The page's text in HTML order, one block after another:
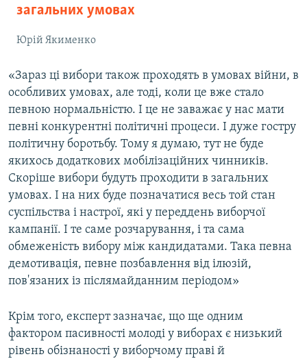
загальних умовах
Юрій Якименко
«Зараз ці вибори також проходять в умовах війни, в
особливих умовах, але тоді, коли це вже стало
певною нормальністю. І це не заважає у нас мати
певні конкурентні політичні процеси. І дуже гостру
політичну боротьбу. Тому я думаю, тут не буде
якихось додаткових мобілізаційних чинників.
Скоріше вибори будуть проходити в загальних
умовах. І на них буде позначатися весь той стан
суспільства і настрої, які у переддень виборчої
кампанії. І те саме розчарування, і та сама
обмеженість вибору між кандидатами. Така певна
демотивація, певне позбавлення від ілюзій,
пов'язаних із післямайданним періодом»
Крім того, експерт зазначає, що ще одним
фактором пасивності молоді у виборах є низький
рівень обізнаності у виборчому праві й